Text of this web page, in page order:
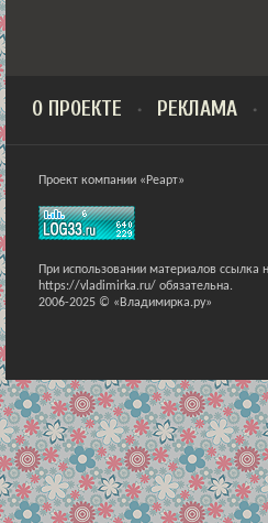
О ПРОЕКТЕ РЕКЛАМА
Проект компании «Реарт»
При использовании материалов ссылка
https://vladimirka.ru/ обязательна.
2006-2025 © «Владимирка.ру»